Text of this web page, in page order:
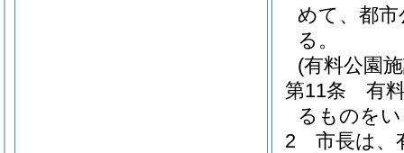
めて、都
る。
(有料公園
第11条
有
るものを
2
市長は、